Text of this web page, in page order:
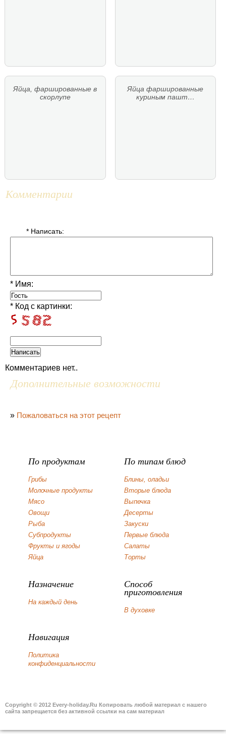
Яйца, фаршированные в
скорлупе
Яйца фаршированные
куриным пашт…
Комментарии
* Написать:
* Имя:
* Код с картинки:
Комментариев нет..
Дополнительные возможности
» Пожаловаться на этот рецепт
По продуктам
Грибы
Молочные продукты
Мясо
Овощи
Рыба
Субпродукты
Фрукты и ягоды
Яйца
По типам блюд
Блины, оладьи
Вторые блюда
Выпечка
Десерты
Закуски
Первые блюда
Салаты
Торты
Назначение
На каждый день
Способ
приготовления
В духовке
Навигация
Политика
конфиденциальности
Copyright © 2012 Every-holiday.Ru Копировать любой материал с нашего
сайта запрещается без активной ссылки на сам материал